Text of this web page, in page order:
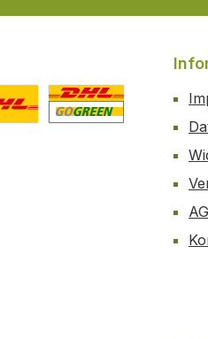
Benutzerdefiniertes